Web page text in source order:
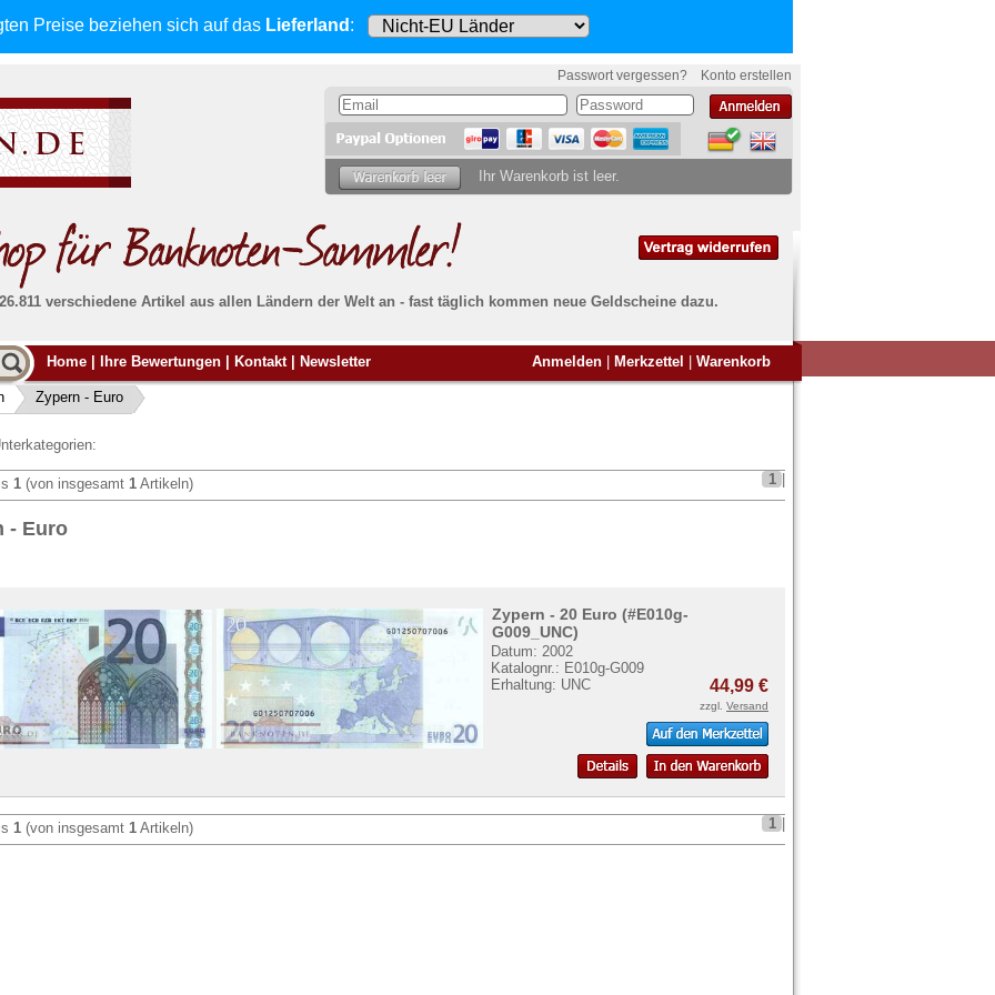
Preise beziehen sich auf das Lieferland :
Passwort vergessen? Konto erstellen
Ihr Warenkorb ist leer.
verschiedene Artikel aus allen Ländern der Welt an - fast täglich kommen neue Geldscheine dazu.
Alle Lieferungen, auch ins Ausland, werden
von uns voll versichert. Sie habenkein Risiko
falls die Sendung verloren geht oder beschädigt
wird.
Absolute Zuverlässigkeit:
Banknoten
Möchten Sie Banknoten
verkaufen?
Siehier.
Home Ihre Bewertungen Kontakt Newsletter Anmelden Merkzettel Warenkorb
Zypern - Euro
1 (von insgesamt 1 Artikeln) 1
- Euro
Zypern - 20 Euro (#E010g-
G009_UNC)
Datum: 2002
Katalognr.: E010g-G009
Erhaltung: UNC
44,99 €
zzgl. Versand
1 (von insgesamt 1 Artikeln) 1